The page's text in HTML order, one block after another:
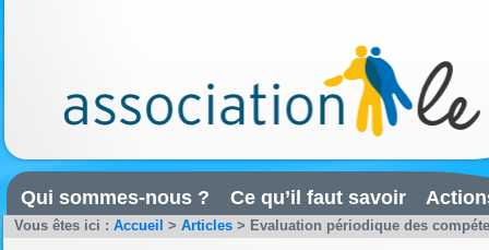
Qui sommes-nous ? Ce qu’il faut savoir
Vous êtes ici : Accueil > Articles > Evaluation périodique des